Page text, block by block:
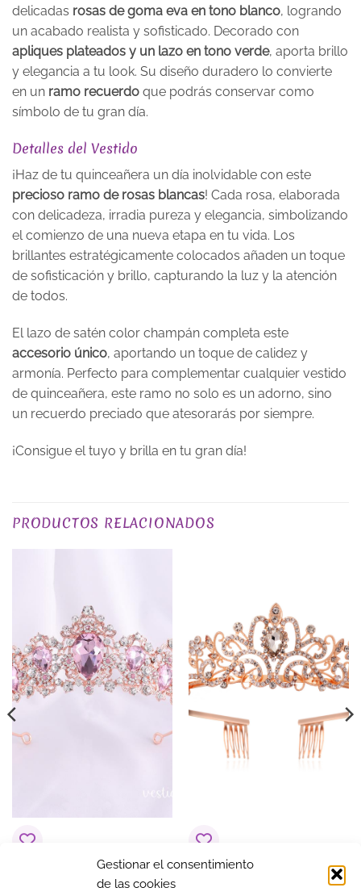
Gestionar el consentimiento
de las cookies
delicadas rosas de goma eva en tono blanco, logrando
un acabado realista y sofisticado. Decorado con
apliques plateados y un lazo en tono verde, aporta brillo
y elegancia a tu look. Su diseño duradero lo convierte
en un ramo recuerdo que podrás conservar como
símbolo de tu gran día.
Detalles del Vestido
¡Haz de tu quinceañera un día inolvidable con este
precioso ramo de rosas blancas! Cada rosa, elaborada
con delicadeza, irradia pureza y elegancia, simbolizando
el comienzo de una nueva etapa en tu vida. Los
brillantes estratégicamente colocados añaden un toque
de sofisticación y brillo, capturando la luz y la atención
de todos.
El lazo de satén color champán completa este
accesorio único, aportando un toque de calidez y
armonía. Perfecto para complementar cualquier vestido
de quinceañera, este ramo no solo es un adorno, sino
un recuerdo preciado que atesorarás por siempre.
¡Consigue el tuyo y brilla en tu gran día!
No hay valoraciones aún.
Sé el primero en valorar “Ramo Blanco
combinado verde”
Tu puntuación*
Tu valoración*
PRODUCTOS RELACIONADOS
Tiara Diamante Rosa